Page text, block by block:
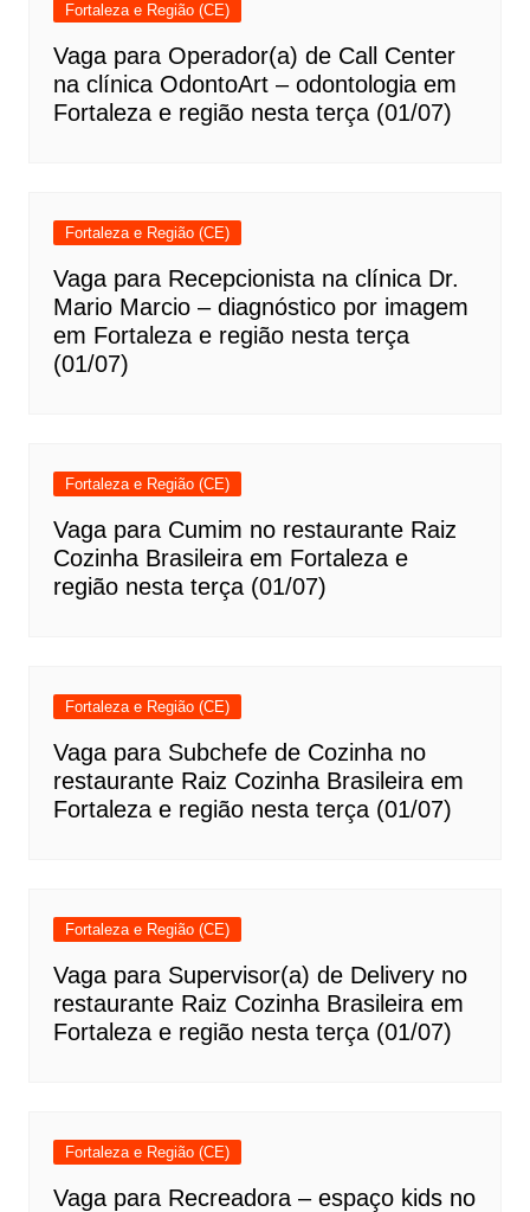
Fortaleza e Região (CE)
Vaga para Operador(a) de Call Center
na clínica OdontoArt – odontologia em
Fortaleza e região nesta terça (01/07)
Fortaleza e Região (CE)
Vaga para Recepcionista na clínica Dr.
Mario Marcio – diagnóstico por imagem
em Fortaleza e região nesta terça
(01/07)
Fortaleza e Região (CE)
Vaga para Cumim no restaurante Raiz
Cozinha Brasileira em Fortaleza e
região nesta terça (01/07)
Fortaleza e Região (CE)
Vaga para Subchefe de Cozinha no
restaurante Raiz Cozinha Brasileira em
Fortaleza e região nesta terça (01/07)
Fortaleza e Região (CE)
Vaga para Supervisor(a) de Delivery no
restaurante Raiz Cozinha Brasileira em
Fortaleza e região nesta terça (01/07)
Fortaleza e Região (CE)
Vaga para Recreadora – espaço kids no